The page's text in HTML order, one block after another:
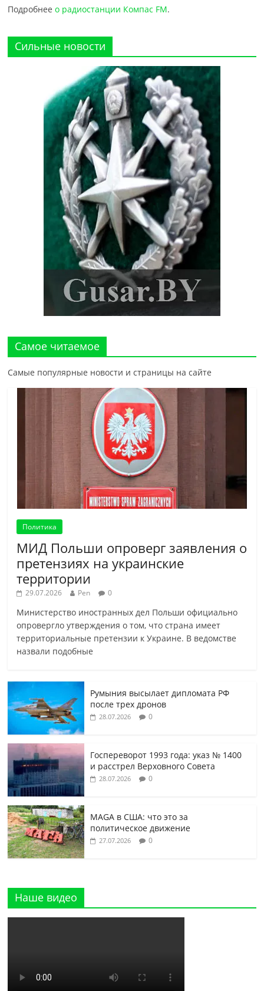
Подробнеео радиостанции Компас FM.
Сильные новости
Самое читаемое
Самые популярные новости и страницы на сайте
Политика
МИД Польши опроверг заявления о
претензиях на украинские
территории
29.07.2026 Pen 0
Министерство иностранных дел Польши официально
опровергло утверждения о том, что страна имеет
территориальные претензии к Украине. В ведомстве
назвали подобные
Румыния высылает дипломата РФ
после трех дронов
28.07.2026 0
Госпереворот 1993 года: указ № 1400
и расстрел Верховного Совета
28.07.2026 0
MAGA в США: что это за
политическое движение
27.07.2026 0
Наше видео